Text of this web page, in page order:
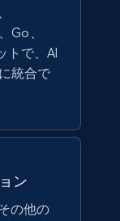
ぐ購入
and
Go、
トで、AI
統合で
ン
の他の